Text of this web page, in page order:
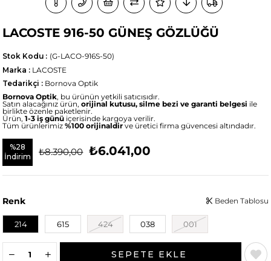
LACOSTE 916-50 GÜNEŞ GÖZLÜĞÜ
(G-LACO-916S-50)
Stok Kodu
Marka : LACOSTE
Tedarikçi : Bornova Optik
Bornova Optik, bu ürünün yetkili satıcısıdır.
Satın alacağınız ürün,orijinal kutusu, silme bezi ve garanti belgesi ile
birlikte özenle paketlenir.
Ürün,1-3 iş günü içerisinde kargoya verilir.
Tüm ürünlerimiz%100 orijinaldirve üretici firma güvencesi altındadır.
%28
İndirim
₺8.390,00 ₺6.041,00
Renk
214 615 424 038 001
Beden Tablosu